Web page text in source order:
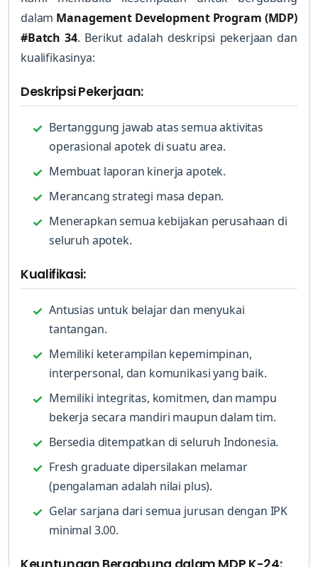
dalam Management Development Program (MDP)
#Batch 34. Berikut adalah deskripsi pekerjaan dan
kualifikasinya:
Deskripsi Pekerjaan:
Bertanggung jawab atas semua aktivitas
operasional apotek di suatu area.
Membuat laporan kinerja apotek.
Merancang strategi masa depan.
Menerapkan semua kebijakan perusahaan di
seluruh apotek.
Kualifikasi:
Antusias untuk belajar dan menyukai
tantangan.
Memiliki keterampilan kepemimpinan,
interpersonal, dan komunikasi yang baik.
Memiliki integritas, komitmen, dan mampu
bekerja secara mandiri maupun dalam tim.
Bersedia ditempatkan di seluruh Indonesia.
Fresh graduate dipersilakan melamar
(pengalaman adalah nilai plus).
Gelar sarjana dari semua jurusan dengan IPK
minimal 3.00.